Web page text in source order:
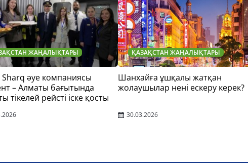
ЖАҢАЛЫҚТАРЫ
әуе компаниясы
– Алматы бағытында
тікелей рейсті іске қосты
ҚАЗАҚСТАН ЖАҢАЛЫҚТАРЫ
Шанхайға ұшқалы жатқан
жолаушылар нені ескеру керек?
30.03.2026